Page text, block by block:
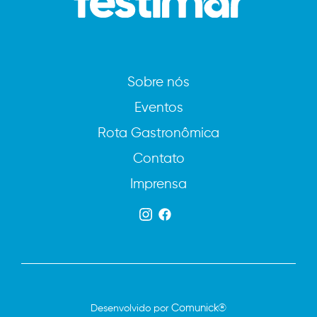
Sobre nós
Eventos
Rota Gastronômica
Contato
Imprensa
Desenvolvido porComunick®